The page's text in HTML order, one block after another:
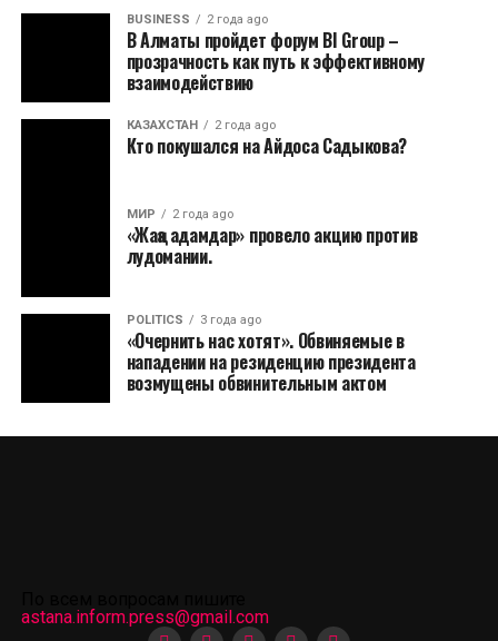
BUSINESS 2 года ago
В Алматы пройдет форум BI Group –
прозрачность как путь к эффективному
взаимодействию
КАЗАХСТАН 2 года ago
Кто покушался на Айдоса Садыкова?
МИР 2 года ago
«Жаңа адамдар» провело акцию против
лудомании.
POLITICS 3 года ago
«Очернить нас хотят». Обвиняемые в
нападении на резиденцию президента
возмущены обвинительным актом
astana.inform.press@gmail.com